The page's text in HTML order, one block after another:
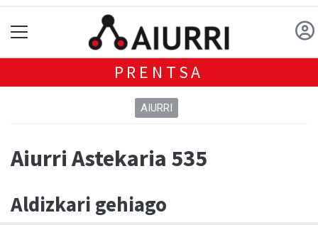
PRENTSA
AIURRI
Aiurri Astekaria 535
Aldizkari gehiago